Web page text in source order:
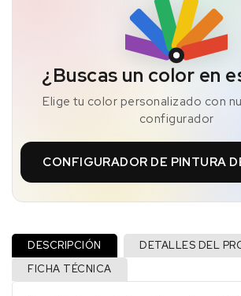
¿Buscas un color en
Elige tu color personalizado con
configurador
CONFIGURADOR DE PINTURA
DESCRIPCIÓN
DETALLES DEL
FICHA TÉCNICA